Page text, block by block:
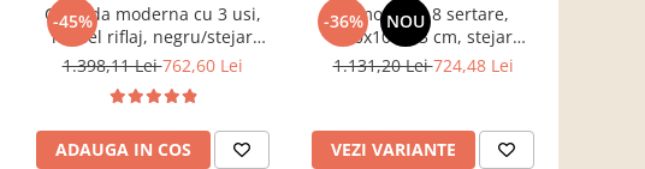
-45%
Comoda moderna cu 3 usi,
model riflaj, negru/stejar
artisan, 120x88x44 cm, Bortis
1.398,11 Lei762,60 Lei
ADAUGA IN COS
-36% NOU
Comoda cu 8 sertare,
120x100x33 cm, stejar
sonoma/alb, pentru hol,
1.131,20 Lei724,48 Lei
VEZI VARIANTE